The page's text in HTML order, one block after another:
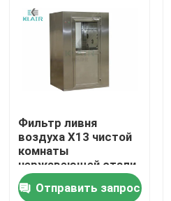
О нас
Путешествие фабрики
Проверка качества
Свяжитесь мы
Фильтр ливня
воздуха Х13 чистой
комнаты
нержавеющей стали
для частичного
загрязнения
Отправить запрос